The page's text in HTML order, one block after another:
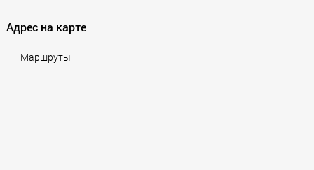
Адрес на карте
Маршруты